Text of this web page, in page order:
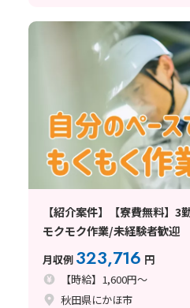
【紹介案件】【寮費無料】
モクモク作業/未経験者歓迎
月収例 323,716 円
【時給】1,600円～
秋田県にかほ市